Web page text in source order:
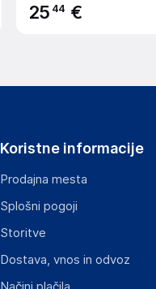
25 44 €
Koristne informacije
Prodajna mesta
Splošni pogoji
Storitve
Dostava, vnos in odvoz